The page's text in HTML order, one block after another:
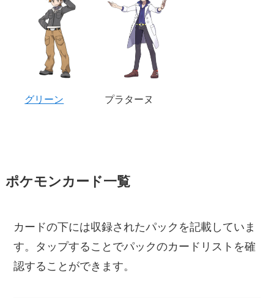
グリーン プラターヌ
ポケモンカード一覧
カードの下には収録されたパックを記載していま
す。タップすることでパックのカードリストを確
認することができます。